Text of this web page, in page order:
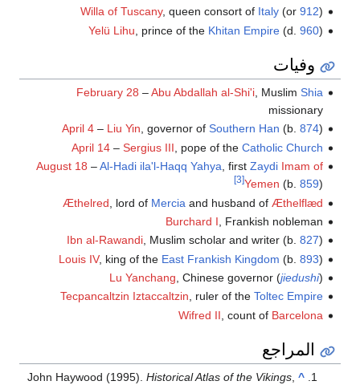
Willa of Tuscany, queen consort of Italy(or 912)
Yelü Lihu , prince of the Khitan Empire(d. 960)
وفيات
February 28 –Abu Abdallah al-Shi'i, Muslim Shia
missionary
April 4– Liu Yin, governor of Southern Han (b. 874)
April 14– Sergius III , pope of the Catholic Church
August 18 –Al-Hadi ila'l-Haqq Yahya , first Zaydi Imam of
Yemen (b. 859)
[3]
Æthelred , lord of Mercia and husband of Æthelflæd
Burchard I , Frankish nobleman
Ibn al-Rawandi, Muslim scholar and writer (b. 827)
Louis IV, king of the East Frankish Kingdom (b. 893)
Lu Yanchang , Chinese governor (jiedushi)
Tecpancaltzin Iztaccaltzin, ruler of the Toltec Empire
Wifred II , count of Barcelona
المراجع
^
John Haywood (1995).Historical Atlas of the Vikings